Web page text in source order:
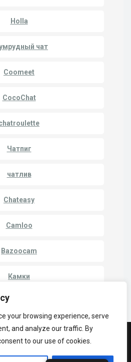
your browsing experience, serve
and analyze our traffic. By
to our use of cookies.
Holla
чат
Coomeet
CocoChat
Чатпиг
чатлив
Chateasy
Camloo
Bazoocam
Камки
| LuckyCrush WebCams
Cammatch